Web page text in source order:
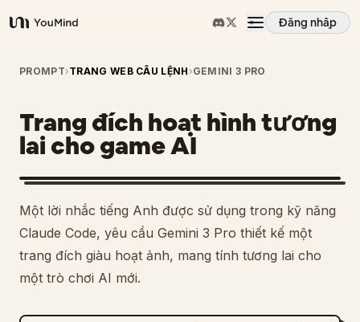
YouMind
Đăng nhập
Tổng quan
Các trường hợp sử dụng
Kỹ năng
Lời nhắc
Giá cả
PROMPT›TRANG WEB CÂU LỆNH ›GEMINI 3 PRO
Trang đích hoạt hình tương
lai cho game AI
Một lời nhắc tiếng Anh được sử dụng trong kỹ năng
Claude Code, yêu cầu Gemini 3 Pro thiết kế một
trang đích giàu hoạt ảnh, mang tính tương lai cho
một trò chơi AI mới.